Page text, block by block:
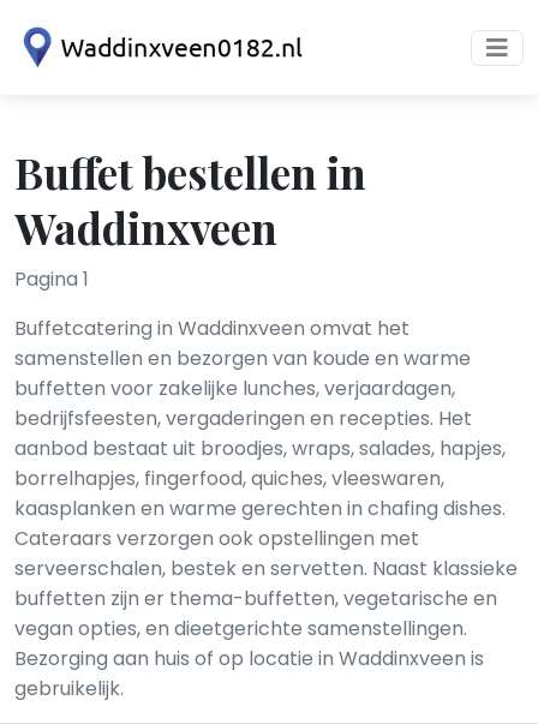
Buffet bestellen in
Waddinxveen
Pagina 1
Buffetcatering in Waddinxveen omvat het
samenstellen en bezorgen van koude en warme
buffetten voor zakelijke lunches, verjaardagen,
bedrijfsfeesten, vergaderingen en recepties. Het
aanbod bestaat uit broodjes, wraps, salades, hapjes,
borrelhapjes, fingerfood, quiches, vleeswaren,
kaasplanken en warme gerechten in chafing dishes.
Cateraars verzorgen ook opstellingen met
serveerschalen, bestek en servetten. Naast klassieke
buffetten zijn er thema-buffetten, vegetarische en
vegan opties, en dieetgerichte samenstellingen.
Bezorging aan huis of op locatie in Waddinxveen is
gebruikelijk.